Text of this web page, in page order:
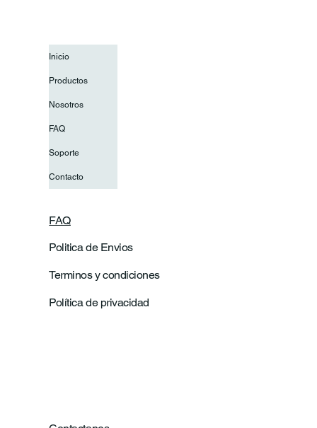
Politica de Envios
Terminos y condiciones
FAQ
Política de privacidad
Inicio
Productos
Nosotros
FAQ
Soporte
Contacto